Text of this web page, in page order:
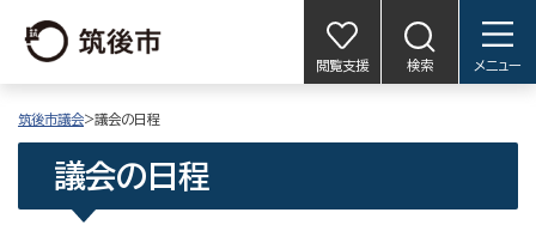
閲覧支援 検索 メニュー
筑後市議会>議会の日程
議会の日程